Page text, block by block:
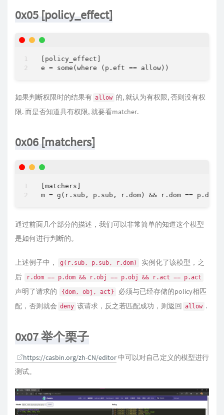
0x05 [policy_effect]
[policy_effect]
e = some(where (p.eft ==
如果判断权限时的结果有 allow 的, 就认为有权限, 否则没有权
限. 而是否知道具有权限, 就要看matcher.
0x06 [matchers]
[matchers]
m = g(r.sub, p.sub, r.dom) && r.dom == p.dom
通过前面几个部分的描述，我们可以非常简单的知道这个模型
是如何进行判断的。
上述例子中， g(r.sub, p.sub, r.dom)
实例化了该模型，之
后
r.dom == p.dom && r.obj == p.obj && r.act == p.act
声明了请求的 {dom, obj, act}
必须与已经存储的policy相匹
配，否则就会 deny 该请求，反之若匹配成功，则返回 allow .
0x07 举个栗子
https://casbin.org/zh-CN/editor中可以对自己定义的模型进行
测试。